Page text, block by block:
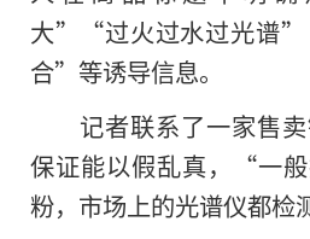
大”“过火过水过光谱
合”等诱导信息。
记者联系了一家售
保证能以假乱真，“一
粉，市场上的光谱仪都检